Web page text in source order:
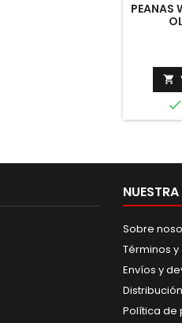
PEANAS


Sobre
Términos
Envíos y
Política de